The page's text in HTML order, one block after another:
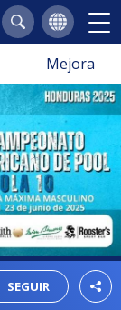
Mejora
SEGUIR